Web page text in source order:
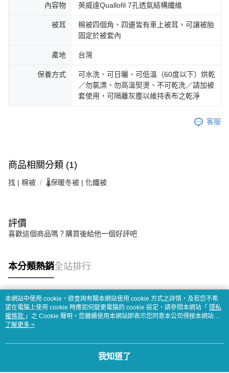
內容物 英威達Quallofil 7孔透氣結構纖維
被耳
棉被四個角、四邊皆有車上被耳，可讓被胎
固定於被套內
產地 台灣
保養方式
可水洗、可日曬、可低溫（60度以下）烘乾
／勿氯漂、勿高溫熨燙、不可乾洗／請加被
套使用，可隔離灰塵以維持表布之乾淨
客服
商品相關分類 (1)
找 | 棉被 🌡️保暖冬被 | 化纖被
評價
喜歡這個商品嗎？購買後給他一個好評吧
本分類熱銷全站排行
熱門標籤
本網站中使用 cookie，欲查詢有關本網站使用 cookie 方式之詳情，及若您不希
望在電腦上使用 cookie 時應如何變更電腦的 cookie 設定，請參閱本網站「 隱私
權條款 」之 Cookie 聲明。您繼續使用本網站即表示您同意本公司得按本網站使
用條款之 Cookie 聲明使用 cookie。
了解更多 >
我知道了